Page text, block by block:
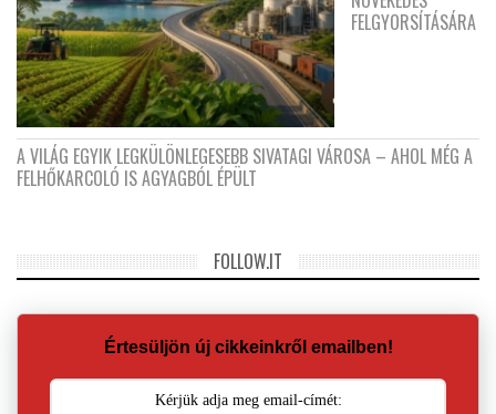
FELGYORSÍTÁSÁRA
A VILÁG EGYIK LEGKÜLÖNLEGESEBB SIVATAGI VÁROSA – AHOL MÉG A
FELHŐKARCOLÓ IS AGYAGBÓL ÉPÜLT
FOLLOW.IT
Értesüljön új cikkeinkről emailben!